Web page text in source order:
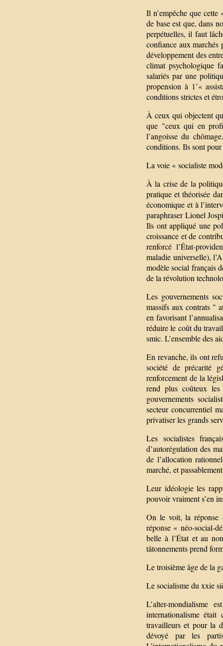
Il n’empêche que
de base est que, dans
perpétuelles, il faut
confiance aux marchés
développement des
climat psychologique
salariés par une
propension à 1’«
conditions strictes et
À ceux qui objectent
que "ceux qui en
l’angoisse du
conditions. Ils sont pour
La voie « socialiste
À la crise de la
pratique et théorisée
économique et à
paraphraser Lionel
Ils ont appliqué une
croissance et de
renforcé l’État-
maladie universelle),
modèle social français
de la révolution
Les gouvernements
massifs aux contrats "
en favorisant
réduire le coût du
smic. L’ensemble des
En revanche, ils ont
société de précarité
renforcement de la
rend plus coûteux
gouvernements
secteur concurrentiel
privatiser les grands
Les socialistes
d’autorégulation des
de l’allocation
marché, et
Leur idéologie les
pouvoir vraiment s’en
On le voit, la réponse
réponse « néo-social-
belle à l’État et au
tâtonnements prend
Le troisième âge de la
Le socialisme du xxie
L’alter-mondialisme
internationalisme
travailleurs et pour la
dévoyé par les